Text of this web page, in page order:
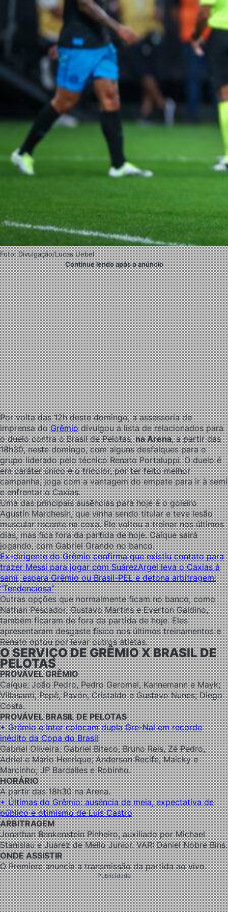
Foto: Divulgação/Lucas Uebel
Continue lendo após o anúncio
Por volta das 12h deste domingo, a assessoria de
imprensa doGrêmiodivulgou a lista de relacionados para
o duelo contra o Brasil de Pelotas,na Arena, a partir das
18h30, neste domingo, com alguns desfalques para o
grupo liderado pelo técnico Renato Portaluppi. O duelo é
em caráter único e o tricolor, por ter feito melhor
campanha, joga com a vantagem do empate para ir à semi
e enfrentar o Caxias.
Uma das principais ausências para hoje é o goleiro
Agustín Marchesín, que vinha sendo titular e teve lesão
muscular recente na coxa. Ele voltou a treinar nos últimos
dias, mas fica fora da partida de hoje. Caíque sairá
jogando, com Gabriel Grando no banco.
Ex-dirigente do Grêmio confirma que existiu contato para
trazer Messi para jogar com SuárezArgel leva o Caxias à
semi, espera Grêmio ou Brasil-PEL e detona arbitragem:
“Tendenciosa”
Outras opções que normalmente ficam no banco, como
Nathan Pescador, Gustavo Martins e Everton Galdino,
também ficaram de fora da partida de hoje. Eles
apresentaram desgaste físico nos últimos treinamentos e
Renato optou por levar outros atletas.
O SERVIÇO DE GRÊMIO X BRASIL DE
PELOTAS
PROVÁVEL GRÊMIO
Caíque; João Pedro, Pedro Geromel, Kannemann e Mayk;
Villasanti, Pepê, Pavón, Cristaldo e Gustavo Nunes; Diego
Costa.
PROVÁVEL BRASIL DE PELOTAS
+ Grêmio e Inter colocam dupla Gre-Nal em recorde
inédito da Copa do Brasil
Gabriel Oliveira; Gabriel Biteco, Bruno Reis, Zé Pedro,
Adriel e Mário Henrique; Anderson Recife, Maicky e
Marcinho; JP Bardalles e Robinho.
HORÁRIO
A partir das 18h30 na Arena.
+ Últimas do Grêmio: ausência de meia, expectativa de
público e otimismo de Luís Castro
ARBITRAGEM
Jonathan Benkenstein Pinheiro, auxiliado por Michael
Stanislau e Juarez de Mello Junior. VAR: Daniel Nobre Bins.
ONDE ASSISTIR
O Premiere anuncia a transmissão da partida ao vivo.
Publicidade